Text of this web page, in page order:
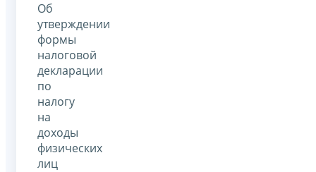
Об
утверждении
формы
налоговой
декларации
по
налогу
на
доходы
физических
лиц